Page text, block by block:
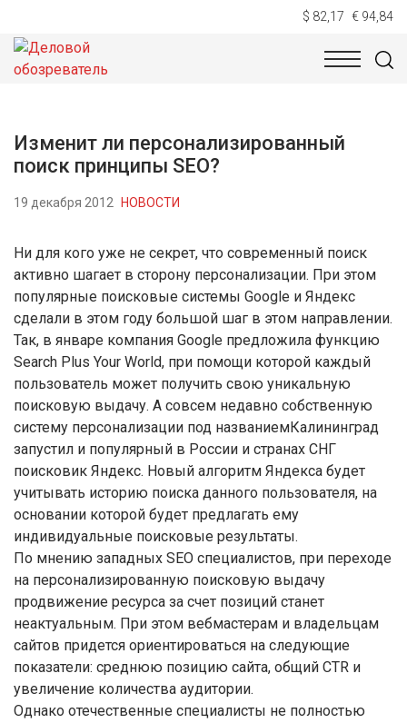
$ 82,17 € 94,84
НОВОСТИ
Изменит ли персонализированный
поиск принципы SEO?
19 декабря 2012 НОВОСТИ
Ни для кого уже не секрет, что современный поиск
активно шагает в сторону персонализации. При этом
популярные поисковые системы Google и Яндекс
сделали в этом году большой шаг в этом направлении.
Так, в январе компания Google предложила функцию
Search Plus Your World, при помощи которой каждый
пользователь может получить свою уникальную
поисковую выдачу. А совсем недавно собственную
систему персонализации под названиемКалининград
запустил и популярный в России и странах СНГ
поисковик Яндекс. Новый алгоритм Яндекса будет
учитывать историю поиска данного пользователя, на
основании которой будет предлагать ему
индивидуальные поисковые результаты.
По мнению западных SEO специалистов, при переходе
на персонализированную поисковую выдачу
продвижение ресурса за счет позиций станет
неактуальным. При этом вебмастерам и владельцам
сайтов придется ориентироваться на следующие
показатели: среднюю позицию сайта, общий CTR и
увеличение количества аудитории.
Однако отечественные специалисты не полностью